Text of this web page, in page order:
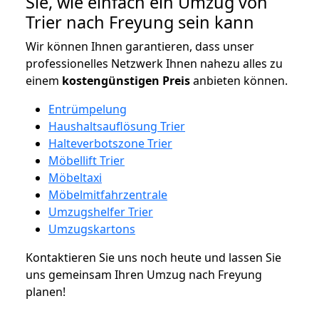
Trier nach Freyung sein kann
Wir können Ihnen garantieren, dass unser
professionelles Netzwerk Ihnen nahezu alles zu
einem kostengünstigen Preisanbieten können.
Entrümpelung
Haushaltsauflösung Trier
Halteverbotszone Trier
Möbellift Trier
Möbeltaxi
Möbelmitfahrzentrale
Umzugshelfer Trier
Umzugskartons
Kontaktieren Sie uns noch heute und lassen Sie
uns gemeinsam Ihren Umzug nach Freyung
planen!